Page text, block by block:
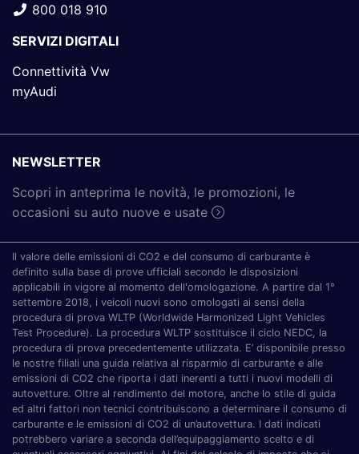
800 018 910
SERVIZI DIGITALI
Connettività Vw
myAudi
NEWSLETTER
Scopri in anteprima le novità, le promozioni, le
occasioni su auto nuove e usate
Il valore delle emissioni di CO2 e del consumo di carburante è
definito sulla base di prove ufficiali secondo le disposizioni
applicabili in vigore al momento dell'omologazione. A partire dal 1°
settembre 2018, i veicoli nuovi sono omologati ai sensi della
procedura di prova WLTP (Worldwide Harmonized Light Vehicles
Test Procedure). La procedura WLTP sostituisce il ciclo NEDC, la
procedura di prova precedentemente utilizzata. E’ disponibile presso
le nostre filiali una guida relativa al risparmio di carburante e alle
emissioni di CO2 che riporta i dati inerenti a tutti i nuovi modelli di
autovetture. Oltre al rendimento del motore, anche lo stile di guida
ed altri fattori non tecnici contribuiscono a determinare il consumo di
carburante e le emissioni di CO2 di un’autovettura. I dati indicati
potrebbero variare a seconda dell’equipaggiamento scelto e di